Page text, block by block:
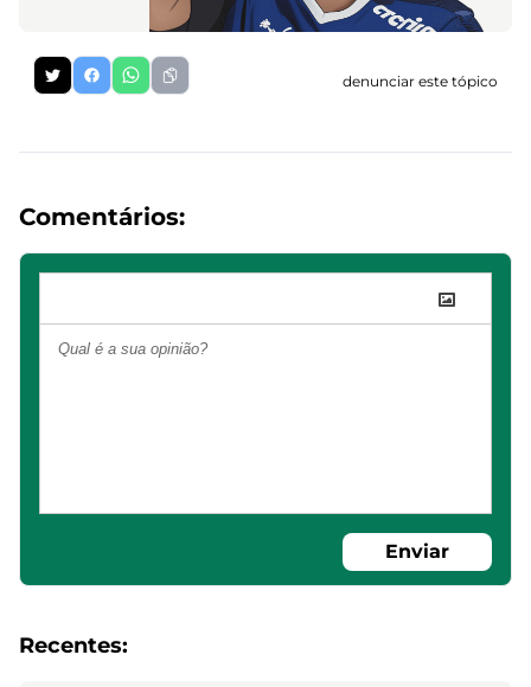
denunciar este tópico
Comentários:
Enviar
Recentes: